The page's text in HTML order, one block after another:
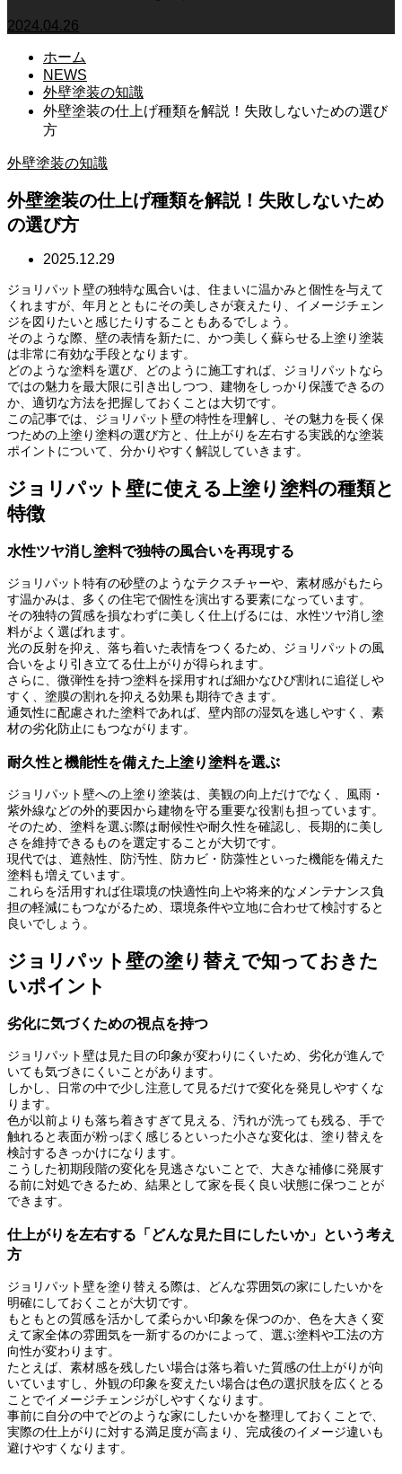
2024.04.26
ホーム
NEWS
外壁塗装の知識
外壁塗装の仕上げ種類を解説！失敗しないための選び
方
外壁塗装の知識
外壁塗装の仕上げ種類を解説！失敗しないため
の選び方
2025.12.29
ジョリパット壁の独特な風合いは、住まいに温かみと個性を与えて
くれますが、年月とともにその美しさが衰えたり、イメージチェン
ジを図りたいと感じたりすることもあるでしょう。
そのような際、壁の表情を新たに、かつ美しく蘇らせる上塗り塗装
は非常に有効な手段となります。
どのような塗料を選び、どのように施工すれば、ジョリパットなら
ではの魅力を最大限に引き出しつつ、建物をしっかり保護できるの
か、適切な方法を把握しておくことは大切です。
この記事では、ジョリパット壁の特性を理解し、その魅力を長く保
つための上塗り塗料の選び方と、仕上がりを左右する実践的な塗装
ポイントについて、分かりやすく解説していきます。
ジョリパット壁に使える上塗り塗料の種類と
特徴
水性ツヤ消し塗料で独特の風合いを再現する
ジョリパット特有の砂壁のようなテクスチャーや、素材感がもたら
す温かみは、多くの住宅で個性を演出する要素になっています。
その独特の質感を損なわずに美しく仕上げるには、水性ツヤ消し塗
料がよく選ばれます。
光の反射を抑え、落ち着いた表情をつくるため、ジョリパットの風
合いをより引き立てる仕上がりが得られます。
さらに、微弾性を持つ塗料を採用すれば細かなひび割れに追従しや
すく、塗膜の割れを抑える効果も期待できます。
通気性に配慮された塗料であれば、壁内部の湿気を逃しやすく、素
材の劣化防止にもつながります。
耐久性と機能性を備えた上塗り塗料を選ぶ
ジョリパット壁への上塗り塗装は、美観の向上だけでなく、風雨・
紫外線などの外的要因から建物を守る重要な役割も担っています。
そのため、塗料を選ぶ際は耐候性や耐久性を確認し、長期的に美し
さを維持できるものを選定することが大切です。
現代では、遮熱性、防汚性、防カビ・防藻性といった機能を備えた
塗料も増えています。
これらを活用すれば住環境の快適性向上や将来的なメンテナンス負
担の軽減にもつながるため、環境条件や立地に合わせて検討すると
良いでしょう。
ジョリパット壁の塗り替えで知っておきた
いポイント
劣化に気づくための視点を持つ
ジョリパット壁は見た目の印象が変わりにくいため、劣化が進んで
いても気づきにくいことがあります。
しかし、日常の中で少し注意して見るだけで変化を発見しやすくな
ります。
色が以前よりも落ち着きすぎて見える、汚れが洗っても残る、手で
触れると表面が粉っぽく感じるといった小さな変化は、塗り替えを
検討するきっかけになります。
こうした初期段階の変化を見逃さないことで、大きな補修に発展す
る前に対処できるため、結果として家を長く良い状態に保つことが
できます。
仕上がりを左右する「どんな見た目にしたいか」という考え
方
ジョリパット壁を塗り替える際は、どんな雰囲気の家にしたいかを
明確にしておくことが大切です。
もともとの質感を活かして柔らかい印象を保つのか、色を大きく変
えて家全体の雰囲気を一新するのかによって、選ぶ塗料や工法の方
向性が変わります。
たとえば、素材感を残したい場合は落ち着いた質感の仕上がりが向
いていますし、外観の印象を変えたい場合は色の選択肢を広くとる
ことでイメージチェンジがしやすくなります。
事前に自分の中でどのような家にしたいかを整理しておくことで、
実際の仕上がりに対する満足度が高まり、完成後のイメージ違いも
避けやすくなります。